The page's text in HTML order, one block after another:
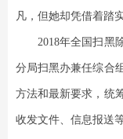
凡，但她却凭借着踏
2018年全国扫黑除
分局扫黑办兼任综合
方法和最新要求，统
收发文件、信息报送